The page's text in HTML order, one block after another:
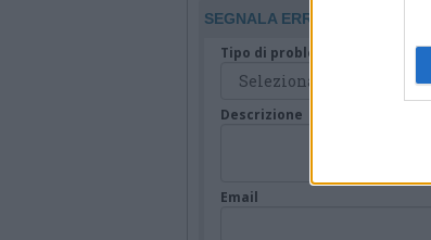
SEGNALA ERRORE
Tipo di problema
Descrizione
Email